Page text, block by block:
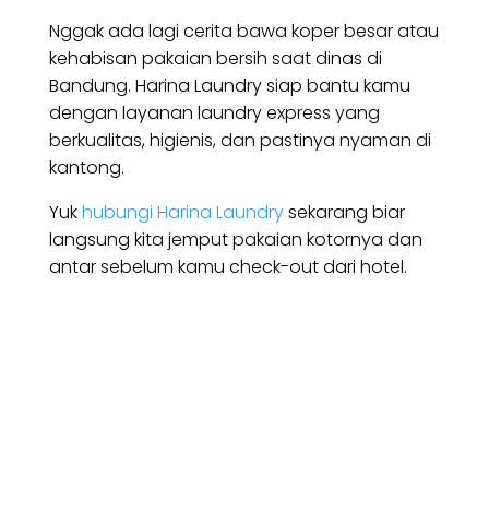
Nggak ada lagi cerita bawa koper besar atau
kehabisan pakaian bersih saat dinas di
Bandung. Harina Laundry siap bantu kamu
dengan layanan laundry express yang
berkualitas, higienis, dan pastinya nyaman di
kantong.
Yukhubungi Harina Laundrysekarang biar
langsung kita jemput pakaian kotornya dan
antar sebelum kamu check-out dari hotel.